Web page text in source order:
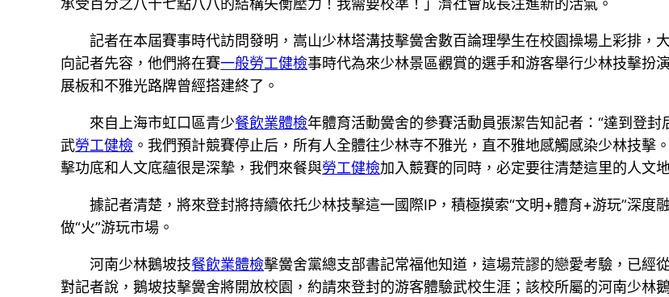
承受百分之八十七點八八的結構失衡壓力！我需要校準！」濟社會成長注進新的活氣。
記者在本屆賽事時代訪問發明，嵩山少林塔溝技擊黌舍數百論理學生在校園操場上彩排
向記者先容，他們將在賽一般勞工健檢事時代為來少林景區觀賞的選手和游客舉行少林技擊扮
展板和不雅光路牌曾經搭建終了。
來自上海市虹口區青少餐飲業體檢年體育活動黌舍的參賽活動員張潔告知記者：“達到登
武勞工健檢 。我們預計競賽停止后，所有人全體往少林寺不雅光，直不雅地感觸感染少林技擊
擊功底和人文底蘊很是深摯，我們來餐與勞工健檢加入競賽的同時，必定要往清楚這里的人文
據記者清楚，將來登封將持續依托少林技擊這一國際IP，積極摸索“文明+體育+游玩”深度
做“火”游玩市場。
河南少林鵝坡技餐飲業體檢擊黌舍黨總支部書記常福他知道，這場荒謬的戀愛考驗，已經
對記者說，鵝坡技擊黌舍將開放校園，約請來登封的游客體驗武校生涯；該校所屬的河南少林